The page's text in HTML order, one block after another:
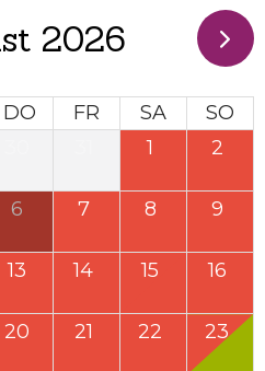
2026
DO FR SA
SO
1 2
6 7 8 9
13 14 15 16
20 21 22 23